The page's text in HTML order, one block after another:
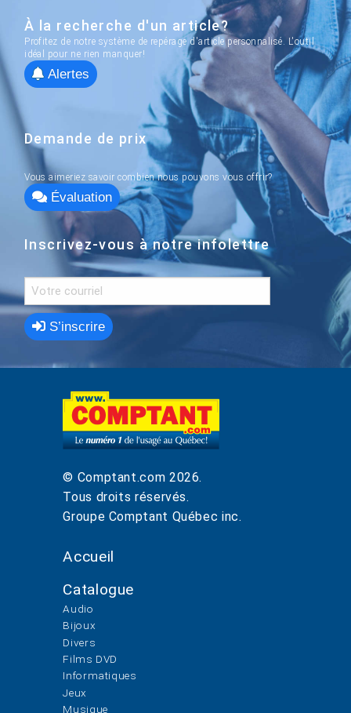
À la recherche d'un article?
Profitez de notre système de repérage d'article personnalisé. L'outil
idéal pour ne rien manquer!
Alertes
Demande de prix
Vous aimeriez savoir combien nous pouvons vous offrir?
Évaluation
Inscrivez-vous à notre infolettre
S’inscrire
© Comptant.com 2026.
Tous droits réservés.
Groupe Comptant Québec inc.
Accueil
Catalogue
Audio
Bijoux
Divers
Films DVD
Informatiques
Jeux
Musique